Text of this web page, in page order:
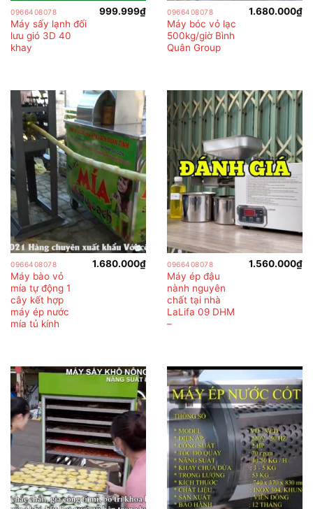
0966408078
Máy sấy lạnh đối
lưu gió 3D 40
khay
999.999₫ 0966408078
Máy bóc vỏ lạc
500kg/giờ Bình
Quân Group
1.680.000₫
0966408078
Máy bào vỏ
mía tự động 1
cây kết hợp
máy ép nước
mía tủ kính
1.680.000₫ 0966408078
Máy ép đậu
nành nguyên
chất tại nhà
LaLifa 09 DHM
–
1.560.000₫